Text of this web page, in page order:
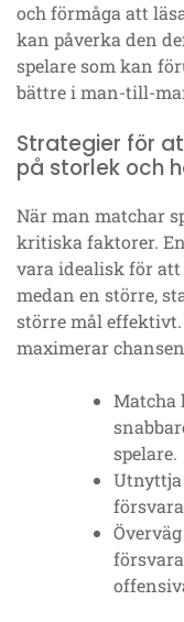
och förmåga att
kan påverka den
spelare som kan
bättre i man-till-
Strategier för
på storlek och
När man matchar
kritiska faktorer.
vara idealisk för att
medan en större,
större mål
maximerar
Matcha
spelare.